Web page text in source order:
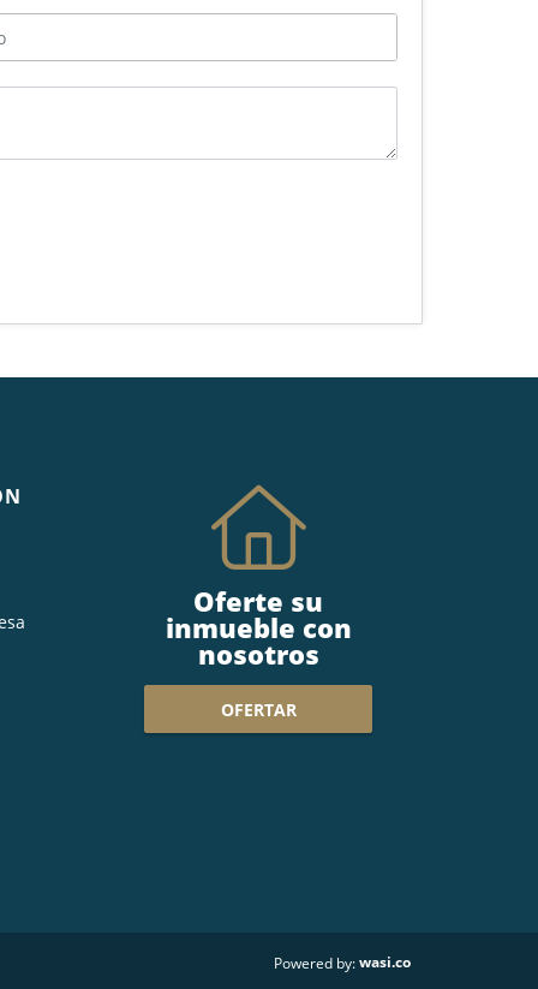
Oferte su
inmueble con
nosotros
OFERTAR
Powered by:wasi.co